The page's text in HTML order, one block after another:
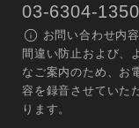
03-6304-1350
お問い合わせ内
間違い防止および、
なご案内のため、お
容を録音させていた
ります。